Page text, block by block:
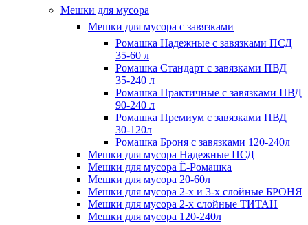
Мешки для мусора
Мешки для мусора с завязками
Ромашка Надежные с завязками ПСД
35-60 л
Ромашка Стандарт с завязками ПВД
35-240 л
Ромашка Практичные с завязками ПВД
90-240 л
Ромашка Премиум с завязками ПВД
30-120л
Ромашка Броня с завязками 120-240л
Мешки для мусора Надежные ПСД
Мешки для мусора Ё-Ромашка
Мешки для мусора 20-60л
Мешки для мусора 2-х и 3-х слойные БРОНЯ
Мешки для мусора 2-х слойные ТИТАН
Мешки для мусора 120-240л